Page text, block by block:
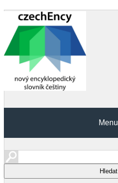
Menu